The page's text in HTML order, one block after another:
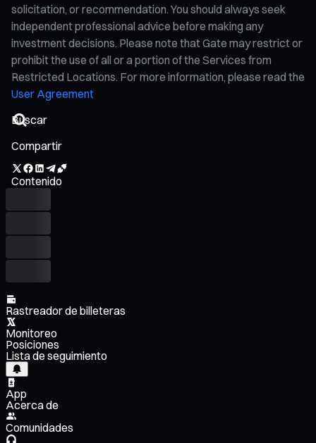
solicitation, or recommendation. You should always seek
independent professional advice before making any
investment decisions. Please note that Gate may restrict or
prohibit the use of all or a portion of the Services from
Restricted Locations. For more information, please read the
User Agreement
Compartir
Contenido
Rastreador de billeteras
Monitoreo
Posiciones
Lista de seguimiento
App
Acerca de
Comunidades